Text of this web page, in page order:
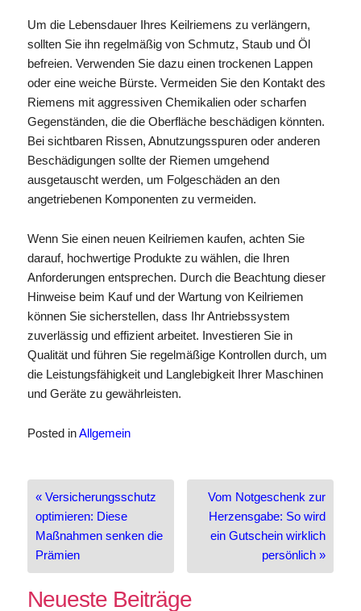
Um die Lebensdauer Ihres Keilriemens zu verlängern,
sollten Sie ihn regelmäßig von Schmutz, Staub und Öl
befreien. Verwenden Sie dazu einen trockenen Lappen
oder eine weiche Bürste. Vermeiden Sie den Kontakt des
Riemens mit aggressiven Chemikalien oder scharfen
Gegenständen, die die Oberfläche beschädigen könnten.
Bei sichtbaren Rissen, Abnutzungsspuren oder anderen
Beschädigungen sollte der Riemen umgehend
ausgetauscht werden, um Folgeschäden an den
angetriebenen Komponenten zu vermeiden.
Wenn Sie einen neuen Keilriemen kaufen, achten Sie
darauf, hochwertige Produkte zu wählen, die Ihren
Anforderungen entsprechen. Durch die Beachtung dieser
Hinweise beim Kauf und der Wartung von Keilriemen
können Sie sicherstellen, dass Ihr Antriebssystem
zuverlässig und effizient arbeitet. Investieren Sie in
Qualität und führen Sie regelmäßige Kontrollen durch, um
die Leistungsfähigkeit und Langlebigkeit Ihrer Maschinen
und Geräte zu gewährleisten.
Posted inAllgemein
Beitragsnavigation
« Versicherungsschutz
optimieren: Diese
Maßnahmen senken die
Prämien
Vom Notgeschenk zur
Herzensgabe: So wird
ein Gutschein wirklich
persönlich »
Neueste Beiträge